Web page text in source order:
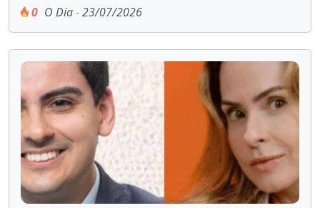
0 O Dia-23/07/2026